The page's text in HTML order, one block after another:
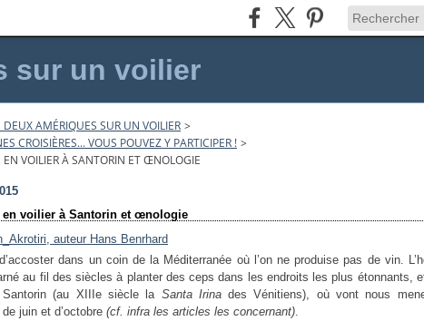
sur un voilier
DEUX AMÉRIQUES SUR UN VOILIER >
CROISIÈRES... VOUS POUVEZ Y PARTICIPER ! >
EN VOILIER À SANTORIN ET ŒNOLOGIE
en voilier à Santorin et œnologie
dans un coin de la Méditerranée où l’on ne produise pas de vin.
au fil des siècles à planter des ceps dans les endroits les plus étonnants,
(au XIIIe siècle la Santa Irinades Vénitiens), où vont nous
juin et d’octobre (cf. infra les articles les concernant).